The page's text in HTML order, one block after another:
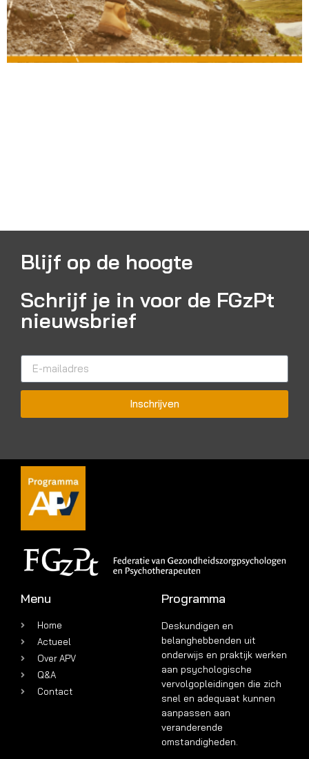
Blijf op de hoogte
Schrijf je in voor de FGzPt
nieuwsbrief
Inschrijven
Menu
Home
Actueel
Over APV
Q&A
Contact
Programma
Deskundigen en
belanghebbenden uit
onderwijs en praktijk werken
aan psychologische
vervolgopleidingen die zich
snel en adequaat kunnen
aanpassen aan
veranderende
omstandigheden.